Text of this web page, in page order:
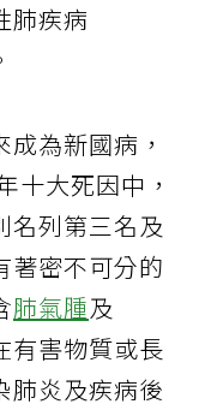
肺疾病
成為新國病，
十大死因中，
名列第三名及
著密不可分的
肺氣腫及
有害物質或長
肺炎及疾病後